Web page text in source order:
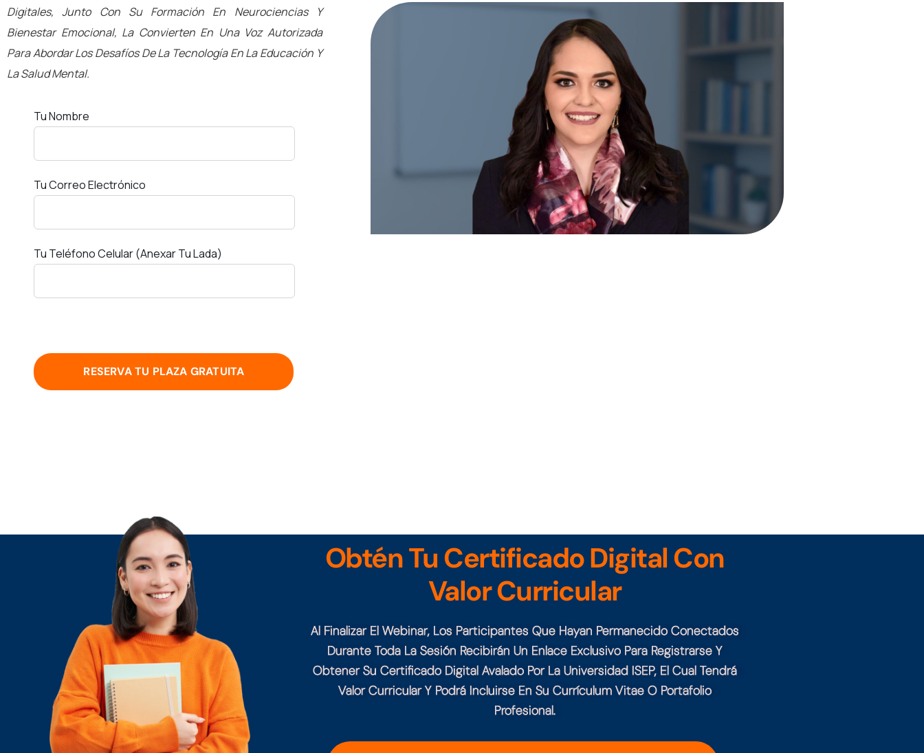
Digitales, Junto Con Su Formación En Neurociencias Y
Bienestar Emocional, La Convierten En Una Voz Autorizada
Para Abordar Los Desafíos De La Tecnología En La Educación Y
La Salud Mental.
Tu Nombre
Tu Correo Electrónico
Tu Teléfono Celular (anexar Tu Lada)
Obtén Tu Certificado Digital Con
Valor Curricular
Al Finalizar El Webinar, Los Participantes Que Hayan Permanecido Conectados
Durante Toda La Sesión Recibirán Un Enlace Exclusivo Para Registrarse Y
Obtener Su Certificado Digital Avalado Por La Universidad ISEP, El Cual Tendrá
Valor Curricular Y Podrá Incluirse En Su Currículum Vitae O Portafolio
Profesional.